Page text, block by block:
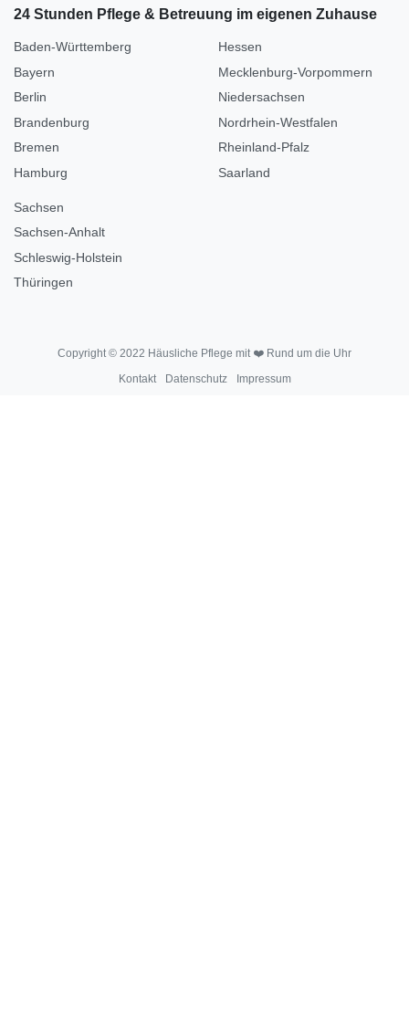
24 Stunden Pflege & Betreuung im eigenen Zuhause
Baden-Württemberg
Bayern
Berlin
Brandenburg
Bremen
Hamburg
Hessen
Mecklenburg-Vorpommern
Niedersachsen
Nordrhein-Westfalen
Rheinland-Pfalz
Saarland
Sachsen
Sachsen-Anhalt
Schleswig-Holstein
Thüringen
Copyright © 2022 Häusliche Pflege mit ❤️ Rund um die Uhr
Kontakt
Datenschutz Impressum